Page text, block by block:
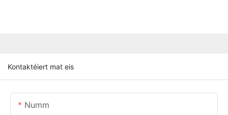
Kontaktéiert mat eis
Numm